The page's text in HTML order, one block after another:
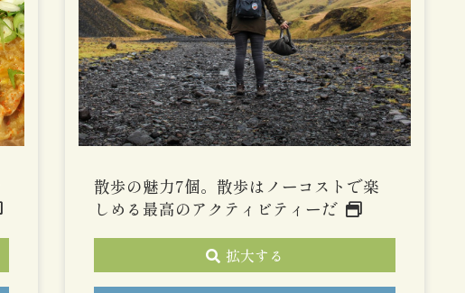
散歩の魅力7個。散歩はノーコストで楽
しめる最高のアクティビティーだ
拡大する